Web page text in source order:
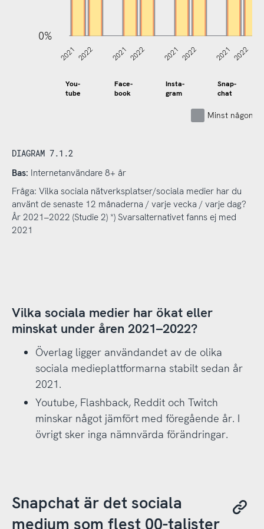
0%
You-
tube
Face-
book
Insta-
gram
Snap-
chat
2021 2022 2021 2022 2021 2022 2021 2022
Minst någon
DIAGRAM 7.1.2
Bas: Internetanvändare 8+ år
Fråga: Vilka sociala nätverksplatser/sociala medier har du
använt de senaste 12 månaderna / varje vecka / varje dag?
År 2021–2022 (Studie 2) *) Svarsalternativet fanns ej med
2021
Vilka sociala medier har ökat eller
minskat under åren 2021–2022?
Överlag ligger användandet av de olika
sociala medieplattformarna stabilt sedan år
2021.
Youtube, Flashback, Reddit och Twitch
minskar något jämfört med föregående år. I
övrigt sker inga nämnvärda förändringar.
Snapchat är det sociala
medium som flest 00-talister